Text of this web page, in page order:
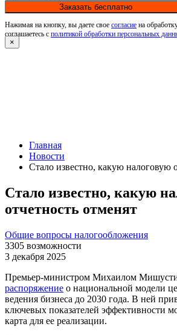
Заказать бесплатно
Нажимая на кнопку, вы даете свое согласие на
соглашаетесь с политикой обработки персональных
×
Главная
Новости
Стало известно, какую налоговую
Стало известно, какую
отчетность отменят
Общие вопросы налогообложения
3305 возможности
3 декабря 2025
Премьер-министром Михаилом
распоряжение о национальной модели
ведения бизнеса до 2030 года. В ней
ключевых показателей эффективности
карта для ее реализации.